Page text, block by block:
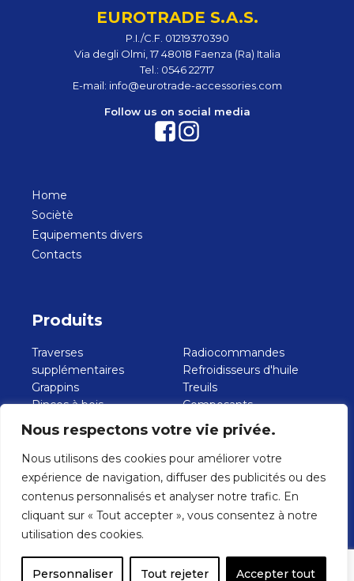
Nous respectons votre vie privée.
Nous utilisons des cookies pour améliorer votre
expérience de navigation, diffuser des publicités ou des
contenus personnalisés et analyser notre trafic. En
cliquant sur « Tout accepter », vous consentez à notre
utilisation des cookies.
Personnaliser Tout rejeter Accepter tout
EUROTRADE S.A.S.
P.I./C.F. 01219370390
Via degli Olmi, 17 48018 Faenza (Ra) Italia
Tel.: 0546 22717
E-mail: info@eurotrade-accessories.com
Follow us on social media
Home
Sociètè
Equipements divers
Contacts
Produits
Traverses
supplémentaires
Grappins
Pinces à bois
Bennes de creusement
Benne de chargement
Fourches
Pinces à parpaings
Rotators
Paniers-nacelles
Radiocommandes
Refroidisseurs d'huile
Treuils
Composants
hydrauliques
Pompes à engrenages
Pompes à pistons
Plateaux et bennes pour
VL jusqu'à 3,5 ton.
© 2025 - Tous les droits sont réservés - Privacy Policy-Cookie